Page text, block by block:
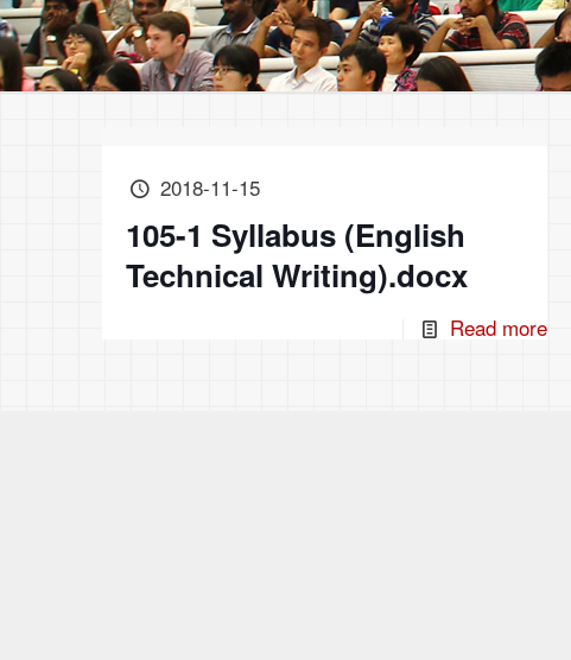
2018-11-15
105-1 Syllabus (English
Technical Writing).docx
Read more